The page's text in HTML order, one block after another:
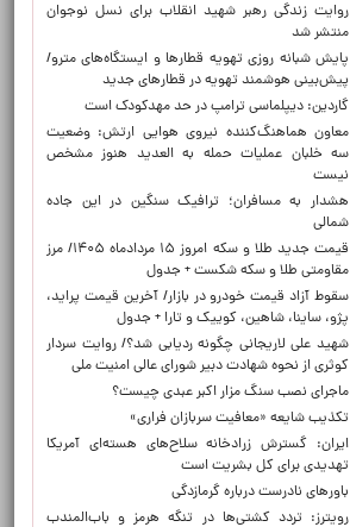
روایت زندگی رهبر شهید انقلاب برای نسل نوجوان
منتشر شد
پایش شبانه روزی تهویه قطارها و ایستگاه‌های مترو/
پیش‌بینی هوشمند تهویه در قطارهای جدید
گاردین: دیپلماسی ترامپ در حد مهدکودک است
معاون هماهنگ‌کننده نیروی هوایی ارتش: وضعیت
سه خلبان عملیات حمله به العدید هنوز مشخص
نیست
هشدار به مسافران؛ ترافیک سنگین در این جاده
شمالی
قیمت جدید طلا و سکه امروز ۱۵ مردادماه ۱۴۰۵/ مرز
مقاومتی طلا و سکه شکست + جدول
سقوط آزاد قیمت خودرو در بازار/ آخرین قیمت پراید،
پژو، ساینا، شاهین، کوییک و تارا + جدول
شهید علی لاریجانی چگونه ردیابی شد؟/ روایت سردار
کوثری از نحوه شهادت دبیر شورای عالی امنیت ملی
ماجرای نصب سنگ مزار اکبر عبدی چیست؟
تکذیب شایعه «معافیت سربازان فراری»
ایران: گسترش زرادخانه سلاح‌های هسته‌ای آمریکا
تهدیدی برای کل بشریت است
باورهای نادرست درباره گرمازدگی
رویترز: تردد کشتی‌ها در تنگه هرمز و باب‌المندب